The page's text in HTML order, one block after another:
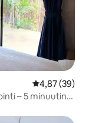
4,87 (39)
– 5 minuutin